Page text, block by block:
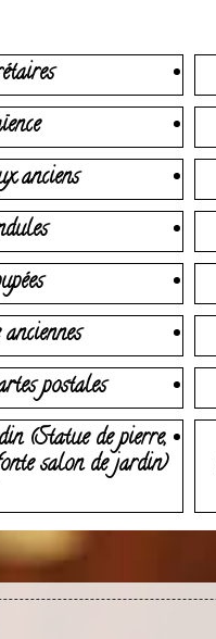
anciens
postales
(Statue de pierre,
salon de jardin)